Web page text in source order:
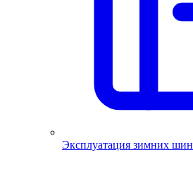
Эксплуатация зимних шин